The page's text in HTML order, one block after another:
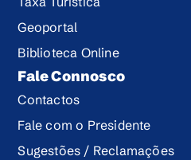
Geoportal
Biblioteca Online
Fale Connosco
Contactos
Fale com o Presidente
Sugestões / Reclamações